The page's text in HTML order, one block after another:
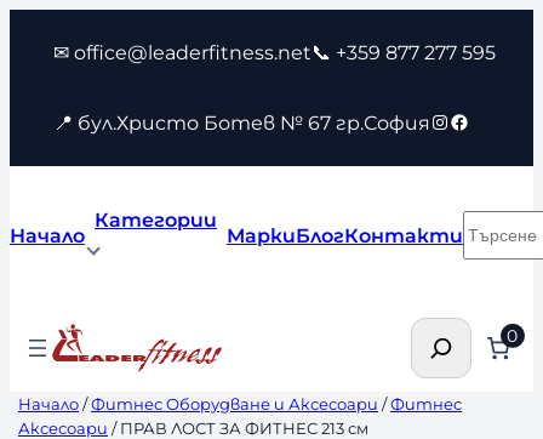
съдържанието
✉ office@leaderfitness.net📞 +359 877 277 595
📍 бул.Христо Ботев № 67 гр.София Instagram
Facebook
Начало
Категории
МаркиБлогКонтакти
Търсене 0
Начало/Фитнес Оборудване и Аксесоари /Фитнес
Аксесоари / ПРАВ ЛОСТ ЗА ФИТНЕС 213 см